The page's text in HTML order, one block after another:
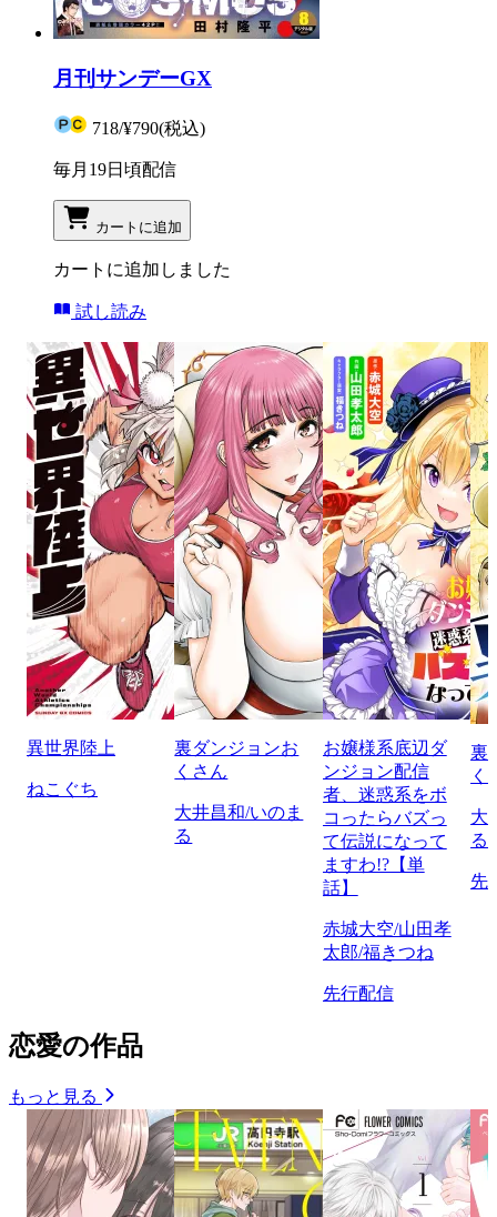
月刊サンデーGX
718/¥790(税込)
毎月19日頃配信
カートに追加
カートに追加しました
試し読み
異世界陸上
ねこぐち
裏ダンジョンお
くさん
大井昌和/いのま
る
お嬢様系底辺ダ
ンジョン配信
者、迷惑系をボ
コったらバズっ
て伝説になって
ますわ!?【単
話】
赤城大空/山田孝
太郎/福きつね
先行配信
裏
く
大
る
先
恋愛の作品
もっと見る